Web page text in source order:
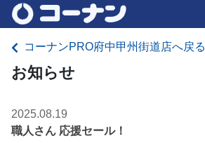
コーナンPRO府中甲州街道店へ戻る
お知らせ
2025.08.19
職人さん 応援セール！